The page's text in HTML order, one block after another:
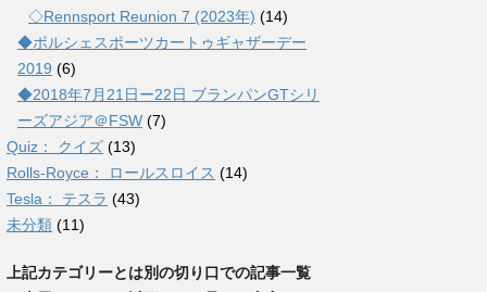
◇Rennsport Reunion 7 (2023年) (14)
◆ポルシェスポーツカートゥギャザーデー
2019 (6)
◆2018年7月21日ー22日 ブランパンGTシリ
ーズアジア＠FSW (7)
Quiz： クイズ (13)
Rolls-Royce： ロールスロイス (14)
Tesla： テスラ (43)
未分類 (11)
上記カテゴリーとは別の切り口での記事一覧